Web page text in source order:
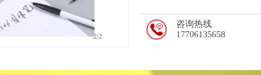
1/2
咨询热线
17706135658